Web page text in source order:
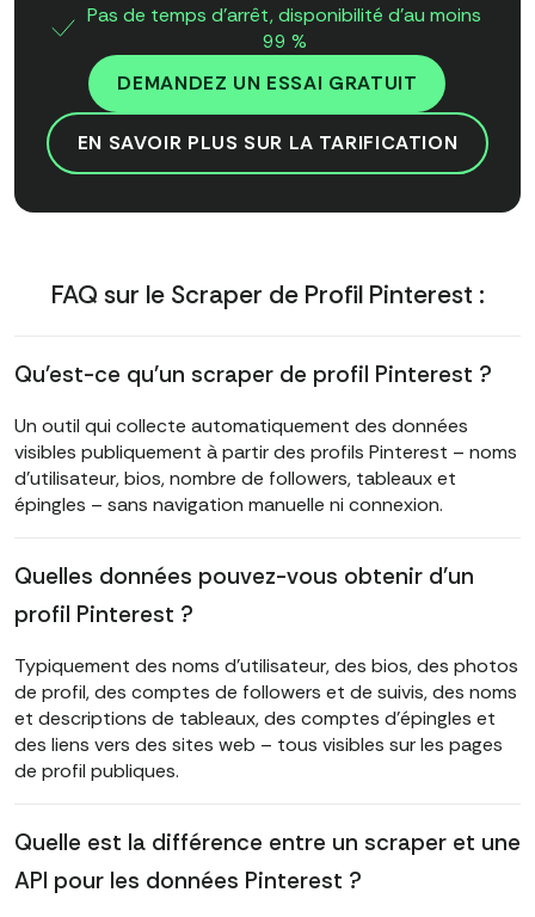
Pas de temps d'arrêt, disponibilité d'au moins
99 %
DEMANDEZ UN ESSAI GRATUIT
EN SAVOIR PLUS SUR LA TARIFICATION
FAQ sur le Scraper de Profil Pinterest :
Qu'est-ce qu'un scraper de profil Pinterest ?
Un outil qui collecte automatiquement des données
visibles publiquement à partir des profils Pinterest – noms
d'utilisateur, bios, nombre de followers, tableaux et
épingles – sans navigation manuelle ni connexion.
Quelles données pouvez-vous obtenir d'un
profil Pinterest ?
Typiquement des noms d'utilisateur, des bios, des photos
de profil, des comptes de followers et de suivis, des noms
et descriptions de tableaux, des comptes d'épingles et
des liens vers des sites web – tous visibles sur les pages
de profil publiques.
Quelle est la différence entre un scraper et une
API pour les données Pinterest ?